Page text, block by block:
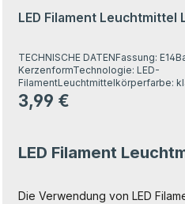
LED Filament Leuchtmittel
TECHNISCHE DATENFassung:
KerzenformTechnologie: LED-
FilamentLeuchtmittelkörperfarbe:
VEnergieklasse: A++Nennleistung:
Glühlampe: 35 W Energieverbrauch:
15.000 Std.Schaltzyklen: 30.000
innenEinsatztemperatur: + 40 C° bis
Regulärer Preis:
3,99 €
LED Filament
Die Verwendung von LED